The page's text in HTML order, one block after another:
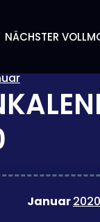
NÄCHSTER
Januar2020